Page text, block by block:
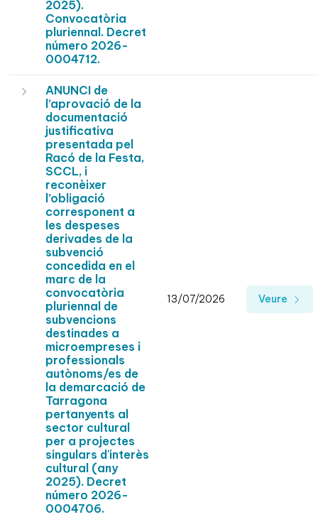
2025).
Convocatòria
pluriennal. Decret
número 2026-
0004712.
ANUNCI de
l’aprovació de la
documentació
justificativa
presentada pel
Racó de la Festa,
SCCL, i
reconèixer
l’obligació
corresponent a
les despeses
derivades de la
subvenció
concedida en el
marc de la
convocatòria
pluriennal de
subvencions
destinades a
microempreses i
professionals
autònoms/es de
la demarcació de
Tarragona
pertanyents al
sector cultural
per a projectes
singulars d'interès
cultural (any
2025). Decret
número 2026-
0004706.
13/07/2026 Veure